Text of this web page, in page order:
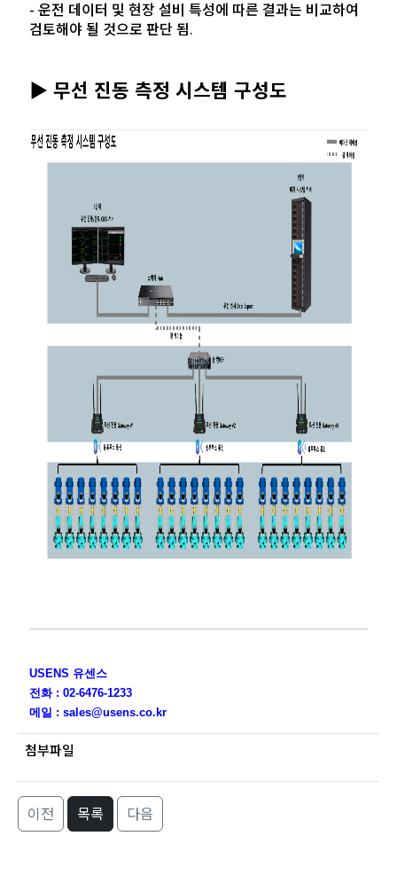
- 운전 데이터 및 현장 설비 특성에 따른 결과는 비교하여
검토해야 될 것으로 판단 됨.
▶ 무선 진동 측정 시스템 구성도
USENS 유센스
전화 : 02-6476-1233
메일 : sales@usens.co.kr
첨부파일
이전 목록 다음